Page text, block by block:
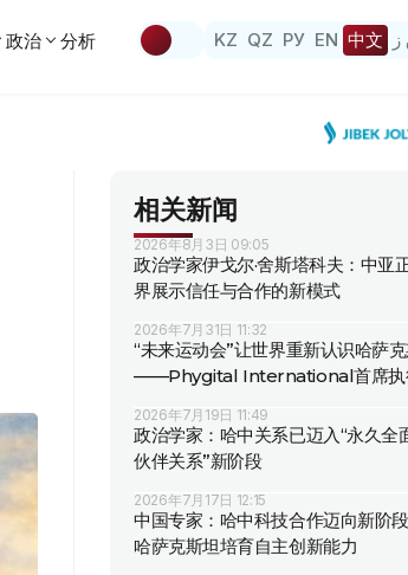
政治 分析 KZ QZ РУ EN 中文
相关新闻
2026年8月3日 09:05
政治学家伊戈尔·舍斯塔科夫：中亚
界展示信任与合作的新模式
2026年7月31日 11:32
“未来运动会”让世界重新认识哈萨
——Phygital International首席执
2026年7月19日 11:49
政治学家：哈中关系已迈入“永久全
伙伴关系”新阶段
2026年7月17日 12:15
中国专家：哈中科技合作迈向新阶
哈萨克斯坦培育自主创新能力